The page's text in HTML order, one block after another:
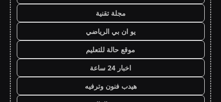
مجلة تقنية
يو ان بي الرياضي
موقع حالة للتعليم
اخبار 24 ساعة
هيدب فنون وترفيه